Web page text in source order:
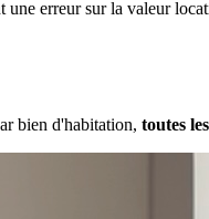
une erreur sur la valeur
bien d'habitation, toutes